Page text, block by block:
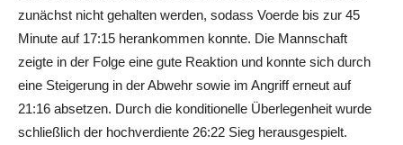
zunächst nicht gehalten werden, sodass Voerde bis zur 45
Minute auf 17:15 herankommen konnte. Die Mannschaft
zeigte in der Folge eine gute Reaktion und konnte sich durch
eine Steigerung in der Abwehr sowie im Angriff erneut auf
21:16 absetzen. Durch die konditionelle Überlegenheit wurde
schließlich der hochverdiente 26:22 Sieg herausgespielt.